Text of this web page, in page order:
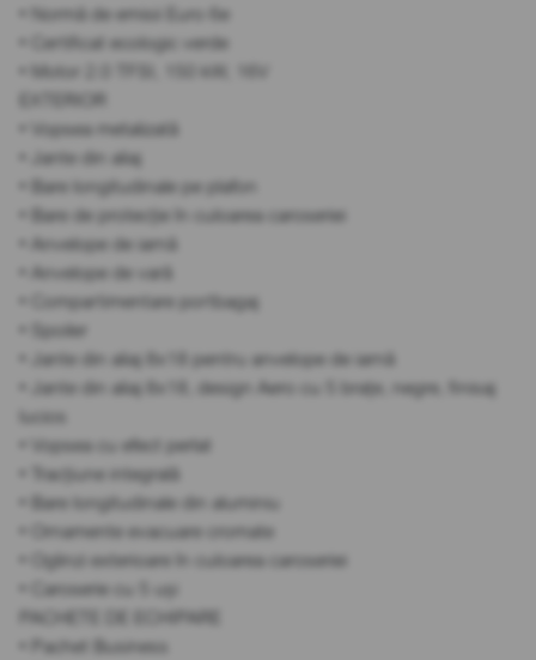
• Normă de emisii Euro 6e
• Certificat ecologic verde
• Motor 2.0 TFSI, 150 kW, 16V
• Vopsea metalizată
• Jante din aliaj
• Bare longitudinale pe plafon
• Bare de protecție în culoarea caroseriei
• Anvelope de iarnă
• Anvelope de vară
• Compartimentare portbagaj
• Spoiler
• Jante din aliaj 8x18 pentru anvelope de iarnă
• Jante din aliaj 8x18, design Aero cu 5 brațe, negre, finisaj
lucios
• Vopsea cu efect perlat
• Tracțiune integrală
• Bare longitudinale din aluminiu
• Ornamente evacuare cromate
• Oglinzi exterioare în culoarea caroseriei
• Caroserie cu 5 uși
PACHETE DE ECHIPARE
• Pachet Business